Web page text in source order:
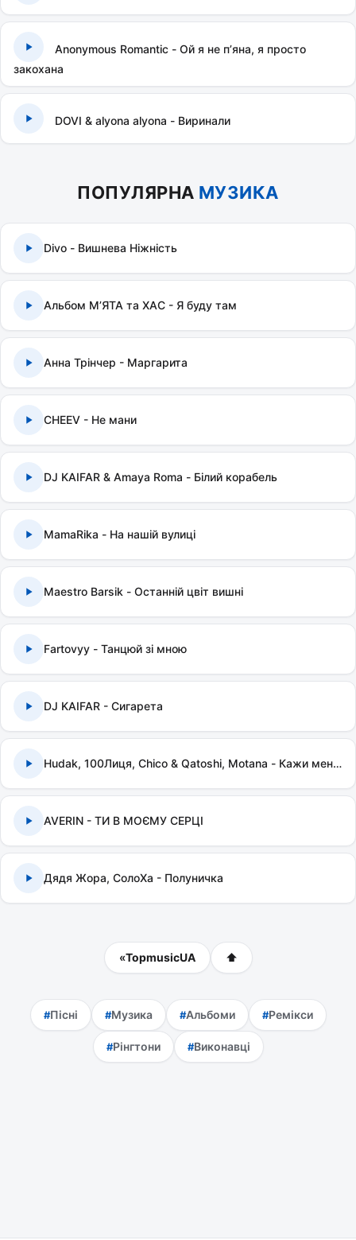
Anonymous Romantic - Ой я не п’яна, я просто
закохана
DOVI & alyona alyona - Виринали
ПОПУЛЯРНА МУЗИКА
Divo - Вишнева Ніжність
Альбом МʼЯТА та ХАС - Я буду там
Анна Трінчер - Маргарита
CHEEV - Не мани
DJ KAIFAR & Amaya Roma - Білий корабель
MamaRika - На нашій вулиці
Maestro Barsik - Останній цвіт вишні
Fartovyy - Танцюй зі мною
DJ KAIFAR - Сигарета
Hudak, 100Лиця, Chico & Qatoshi, Motana - Кажи мені правду
AVERIN - ТИ В МОЄМУ СЕРЦІ
Дядя Жора, СолоХа - Полуничка
«TopmusicUA ⬆
Пісні Музика Альбоми Ремікси
Рінгтони Виконавці